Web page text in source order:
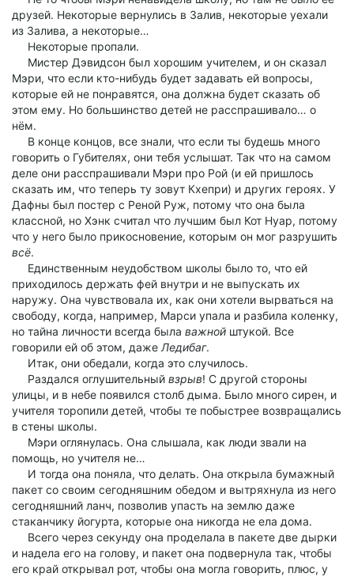
друзей. Некоторые вернулись в Залив, некоторые уехали
из Залива, а некоторые…
Некоторые пропали.
Мистер Дэвидсон был хорошим учителем, и он сказал
Мэри, что если кто-нибудь будет задавать ей вопросы,
которые ей не понравятся, она должна будет сказать об
этом ему. Но большинство детей не расспрашивало… о
нём.
В конце концов, все знали, что если ты будешь много
говорить о Губителях, они тебя услышат. Так что на самом
деле они расспрашивали Мэри про Рой (и ей пришлось
сказать им, что теперь ту зовут Кхепри) и других героях. У
Дафны был постер с Реной Руж, потому что она была
классной, но Хэнк считал что лучшим был Кот Нуар, потому
что у него было прикосновение, которым он мог разрушить
всё.
Единственным неудобством школы было то, что ей
приходилось держать фей внутри и не выпускать их
наружу. Она чувствовала их, как они хотели вырваться на
свободу, когда, например, Марси упала и разбила коленку,
но тайна личности всегда была важной штукой. Все
говорили ей об этом, даже Ледибаг.
Итак, они обедали, когда это случилось.
Раздался оглушительный взрыв! С другой стороны
улицы, и в небе появился столб дыма. Было много сирен, и
учителя торопили детей, чтобы те побыстрее возвращались
в стены школы.
Мэри оглянулась. Она слышала, как люди звали на
помощь, но учителя не…
И тогда она поняла, что делать. Она открыла бумажный
пакет со своим сегодняшним обедом и вытряхнула из него
сегодняшний ланч, позволив упасть на землю даже
стаканчику йогурта, которые она никогда не ела дома.
Всего через секунду она проделала в пакете две дырки
и надела его на голову, и пакет она подвернула так, чтобы
его край открывал рот, чтобы она могла говорить, плюс, у